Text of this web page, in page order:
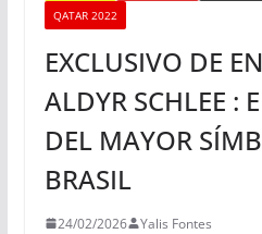
QATAR 2022
EXCLUSIVO DE
ALDYR SCHLEE :
DEL MAYOR
BRASIL
24/02/2026 Yalis Fontes